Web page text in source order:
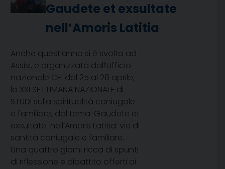
Gaudete et exsultate
nell’Amoris Latitia
Anche quest’anno si è svolta ad
Assisi, e organizzata dall’Ufficio
nazionale CEI dal 25 al 28 aprile,
la XXI SETTIMANA NAZIONALE di
STUDI sulla spiritualità coniugale
e familiare, dal tema: Gaudete et
exsultate nell’Amoris Latitia: vie di
santità coniugale e familiare.
Una quattro giorni ricca di spunti
di riflessione e dibattito offerti ai